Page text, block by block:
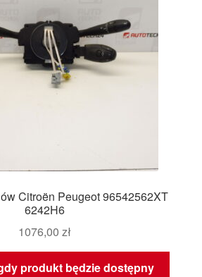
Citroën Peugeot 96542562XT
6242H6
1076,00 zł
produkt będzie dostępny